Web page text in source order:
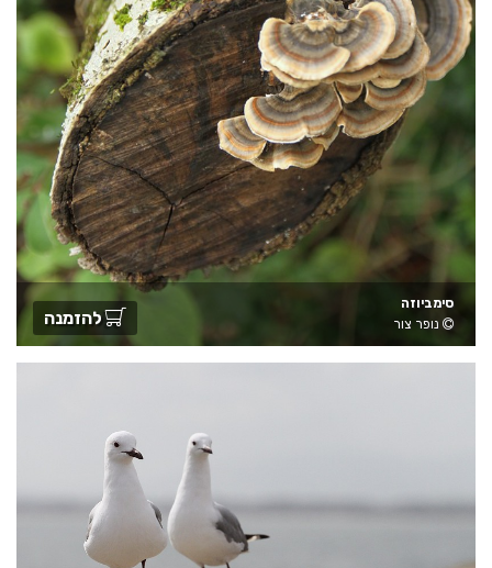
סימביוזה
נופר צור
להזמנה